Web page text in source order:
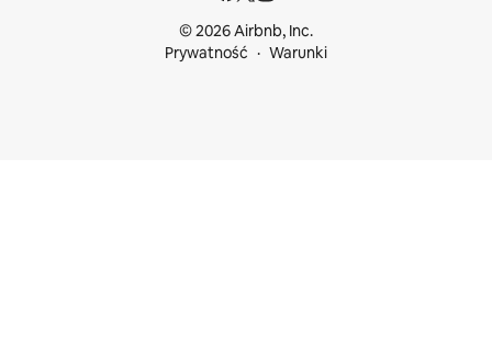
© 2026 Airbnb, Inc.
Prywatność
Warunki